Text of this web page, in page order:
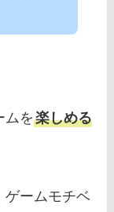
ムを楽しめる
ゲームモチベ